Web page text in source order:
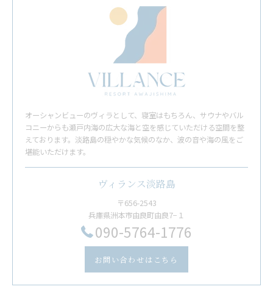
オーシャンビューのヴィラとして、寝室はもちろん、サウナやバル
コニーからも瀬戸内海の広大な海と空を感じていただける空間を整
えております。淡路島の穏やかな気候のなか、波の音や海の風をご
堪能いただけます。
ヴィランス淡路島
〒656-2543
兵庫県洲本市由良町由良7−１
​090-5764-1776
お問い合わせはこちら